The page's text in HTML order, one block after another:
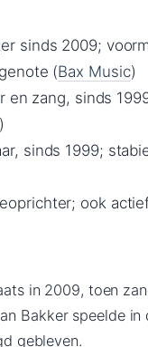
sinds 2009;
(Bax Music)
en zang, sinds
)
sinds 1999;
ook
in 2009, toen
Bakker speelde
gebleven.